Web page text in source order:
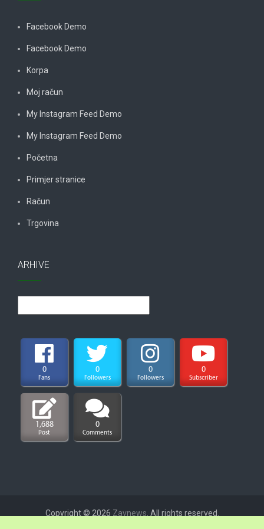
Facebook Demo
Facebook Demo
Korpa
Moj račun
My Instagram Feed Demo
My Instagram Feed Demo
Početna
Primjer stranice
Račun
Trgovina
ARHIVE
0
Fans
0
Followers
0
Followers
0
Subscriber
1,688
Post
0
Comments
Copyright © 2026 Zavnews . All rights reserved.